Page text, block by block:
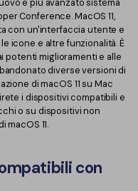
e più avanzato sistema
Conference. MacOS 11,
con un'interfaccia utente e
icone e altre funzionalità. È
potenti miglioramenti e alle
diverse versioni di
di macOS 11 su Mac
i dispositivi compatibili e
o su dispositivi non
11.
con